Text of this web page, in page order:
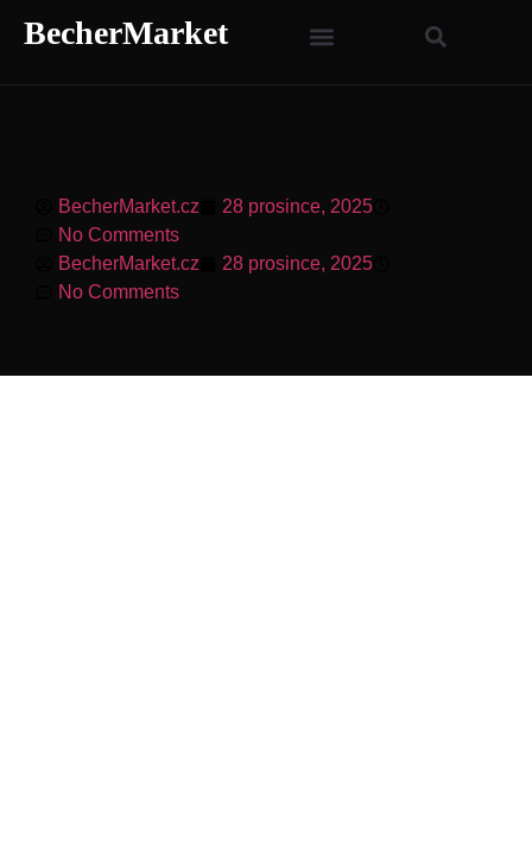
BecherMarket
BecherMarket.cz 28 prosince, 2025
No Comments
BecherMarket.cz
28 prosince, 2025
No Comments